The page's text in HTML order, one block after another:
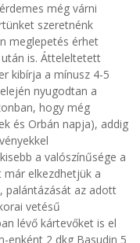
még várni
szeretnénk
meglepetés érhet
is. Átteleltetett
kibírja a mínusz 4-5
nyugodtan a
hogy még
és Orbán napja), addig
a valószínűsége a
már elkezdhetjük a
palántázását az adott
vetésű
lévő kártevőket is el
enként 2 dkg Basudin 5